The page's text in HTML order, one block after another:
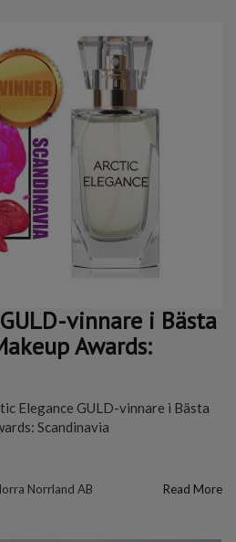
vinnare i Bästa
Awards:
Elegance GULD-vinnare i Bästa
Scandinavia
Norrland AB Read More